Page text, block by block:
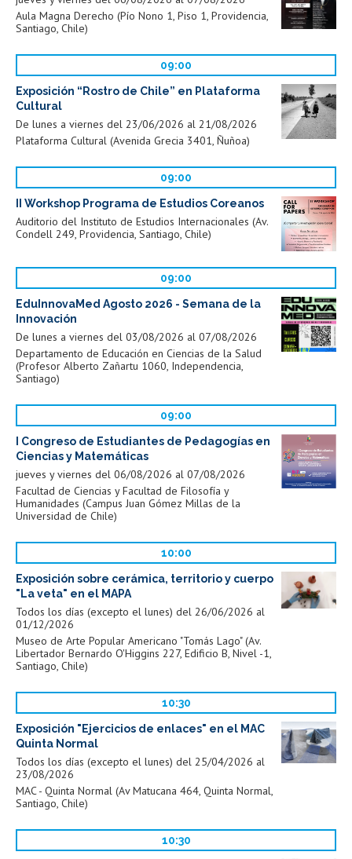
Aula Magna Derecho (Pío Nono 1, Piso 1, Providencia,
Santiago, Chile)
09:00
Exposición “Rostro de Chile” en Plataforma
Cultural
De lunes a viernes del 23/06/2026 al 21/08/2026
Plataforma Cultural (Avenida Grecia 3401, Ñuñoa)
09:00
II Workshop Programa de Estudios Coreanos
Auditorio del Instituto de Estudios Internacionales (Av.
Condell 249, Providencia, Santiago, Chile)
09:00
EduInnovaMed Agosto 2026 - Semana de la
Innovación
De lunes a viernes del 03/08/2026 al 07/08/2026
Departamento de Educación en Ciencias de la Salud
(Profesor Alberto Zañartu 1060, Independencia,
Santiago)
09:00
I Congreso de Estudiantes de Pedagogías en
Ciencias y Matemáticas
jueves y viernes del 06/08/2026 al 07/08/2026
Facultad de Ciencias y Facultad de Filosofía y
Humanidades (Campus Juan Gómez Millas de la
Universidad de Chile)
10:00
Exposición sobre cerámica, territorio y cuerpo
"La veta" en el MAPA
Todos los días (excepto el lunes) del 26/06/2026 al
01/12/2026
Museo de Arte Popular Americano "Tomás Lago" (Av.
Libertador Bernardo O'Higgins 227, Edificio B, Nivel -1,
Santiago, Chile)
10:30
Exposición "Ejercicios de enlaces" en el MAC
Quinta Normal
Todos los días (excepto el lunes) del 25/04/2026 al
23/08/2026
MAC - Quinta Normal (Av Matucana 464, Quinta Normal,
Santiago, Chile)
10:30